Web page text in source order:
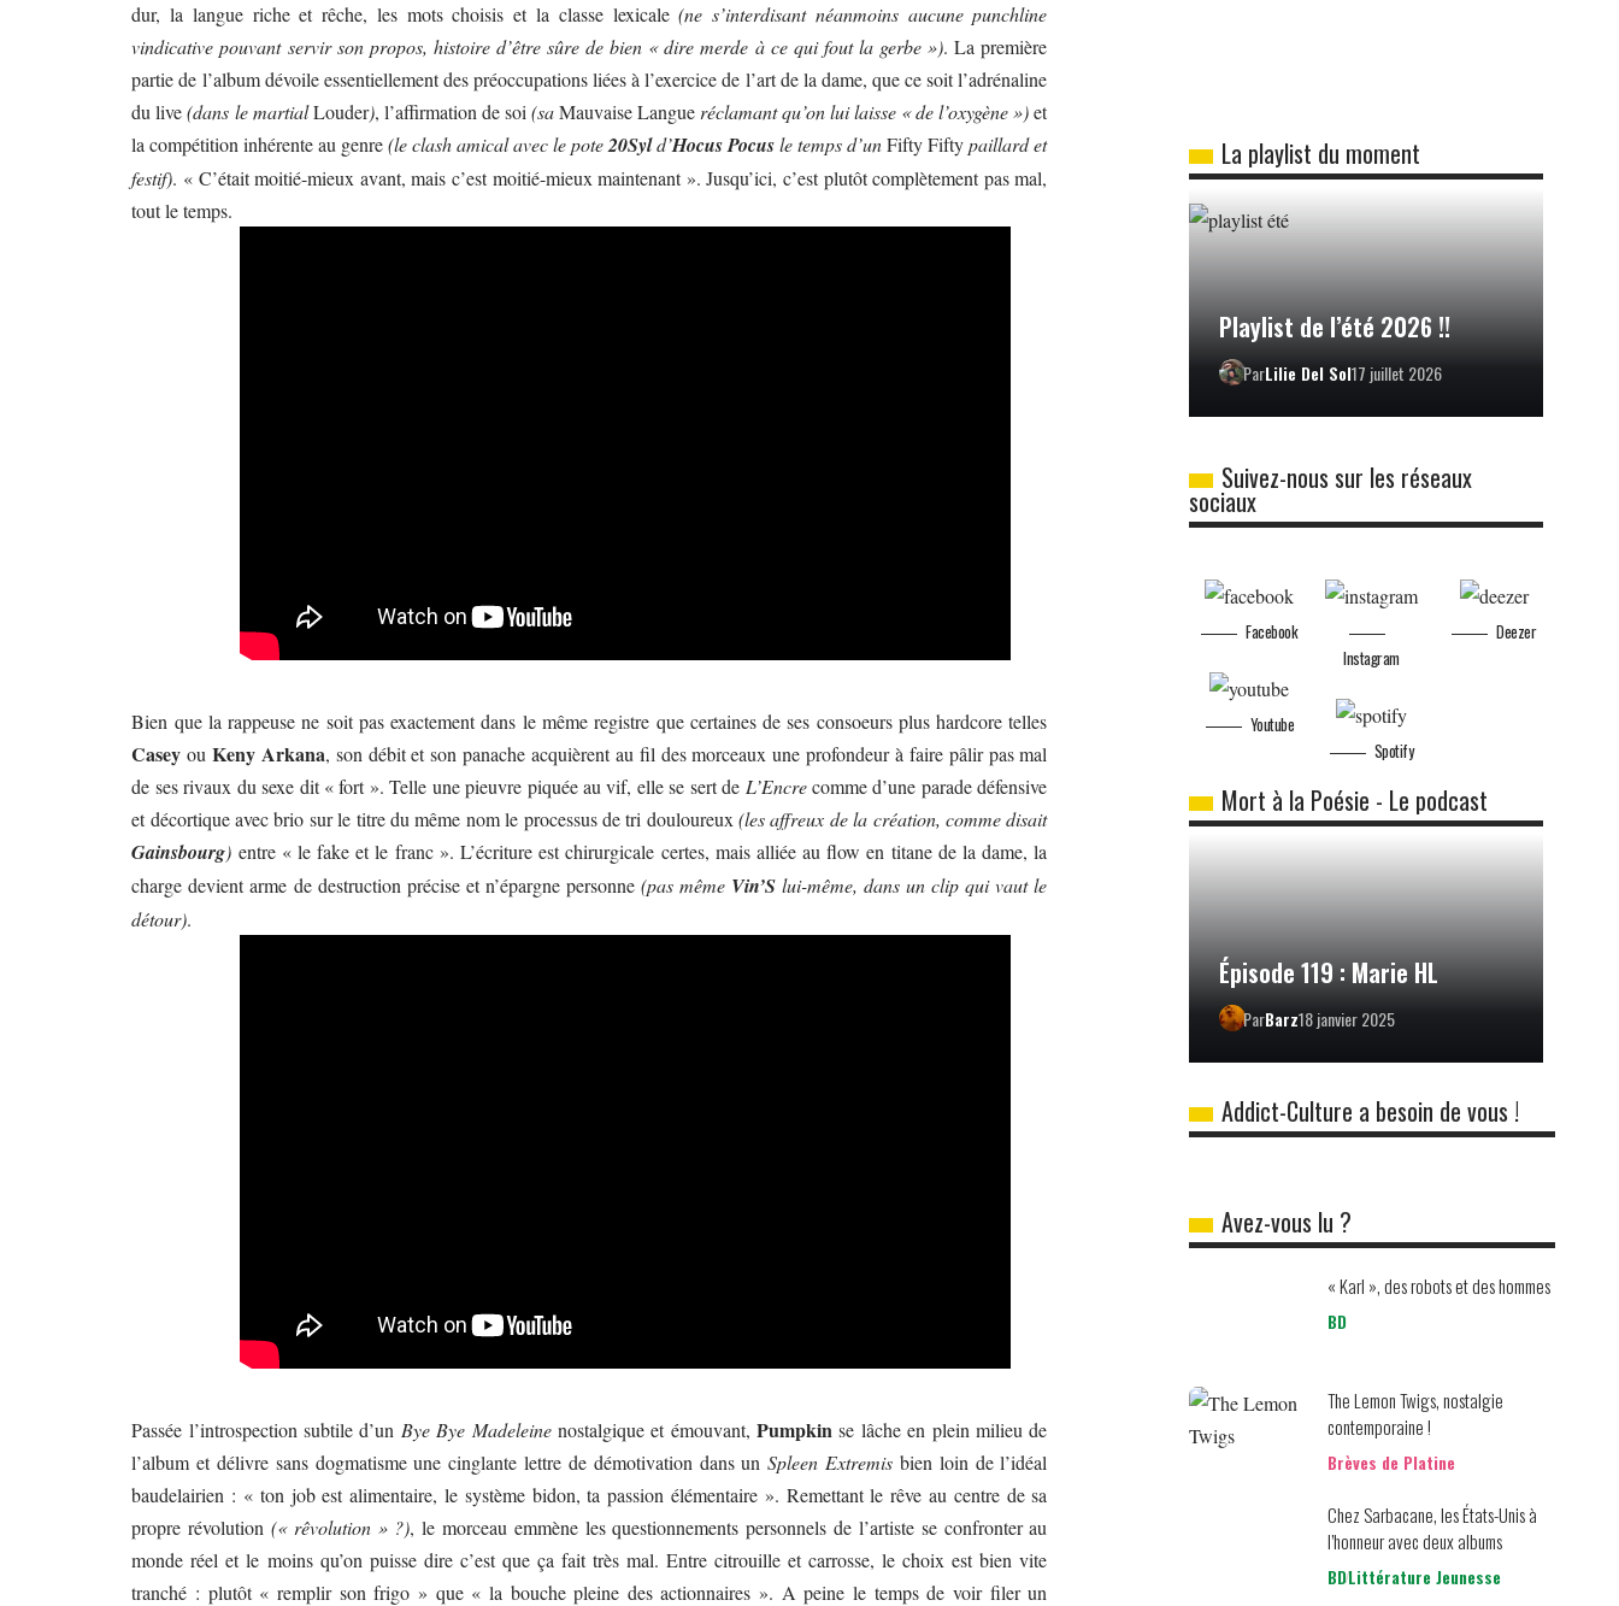
dur, la langue riche et rêche, les mots choisis et la classe lexicale(ne s’interdisant néanmoins aucune punchline
vindicative pouvant servir son propos, histoire d’être sûre de bien « dire merde à ce qui fout la gerbe »). La première
partie de l’album dévoile essentiellement des préoccupations liées à l’exercice de l’art de la dame, que ce soit l’adrénaline
du live(dans le martialLouder), l’affirmation de soi (saMauvaise Langueréclamant qu’on lui laisse « de l’oxygène »)et
la compétition inhérente au genre(le clash amical avec le pote20Syld’Hocus Pocusle temps d’unFifty Fiftypaillard et
festif). « C’était moitié-mieux avant, mais c’est moitié-mieux maintenant ». Jusqu’ici, c’est plutôt complètement pas mal,
tout le temps.
Bien que la rappeuse ne soit pas exactement dans le même registre que certaines de ses consoeurs plus hardcore telles
Casey ouKeny Arkana, son débit et son panache acquièrent au fil des morceaux une profondeur à faire pâlir pas mal
de ses rivaux du sexe dit « fort ». Telle une pieuvre piquée au vif, elle se sert de L’Encrecomme d’une parade défensive
et décortique avec brio sur le titre du même nom le processus de tri douloureux(les affreux de la création, comme disait
Gainsbourg) entre « le fake et le franc ». L’écriture est chirurgicale certes, mais alliée au flow en titane de la dame, la
charge devient arme de destruction précise et n’épargne personne (pas même Vin’Slui-même, dans un clip qui vaut le
détour).
Passée l’introspection subtile d’un Bye Bye Madeleinenostalgique et émouvant,Pumpkin se lâche en plein milieu de
l’album et délivre sans dogmatisme une cinglante lettre de démotivation dans unSpleen Extremis bien loin de l’idéal
baudelairien : « ton job est alimentaire, le système bidon, ta passion élémentaire ». Remettant le rêve au centre de sa
propre révolution (« rêvolution » ?), le morceau emmène les questionnements personnels de l’artiste se confronter au
monde réel et le moins qu’on puisse dire c’est que ça fait très mal. Entre citrouille et carrosse, le choix est bien vite
tranché : plutôt « remplir son frigo » que « la bouche pleine des actionnaires ». A peine le temps de voir filer un
La playlist du moment
Playlist de l’été 2026 !!
ParLilie Del Sol17 juillet 2026
Suivez-nous sur les réseaux
sociaux
Facebook
Youtube
Instagram
Spotify
Deezer
Mort à la Poésie - Le podcast
Épisode 119 : Marie HL
ParBarz18 janvier 2025
Addict-Culture a besoin de vous !
Avez-vous lu ?
« Karl », des robots et des hommes
BD
The Lemon Twigs, nostalgie
contemporaine !
Brèves de Platine
Chez Sarbacane, les États-Unis à
l’honneur avec deux albums
BDLittérature Jeunesse